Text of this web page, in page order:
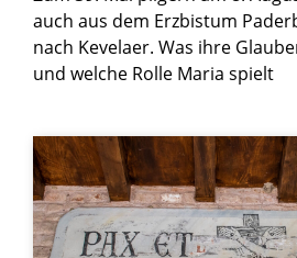
auch aus dem Erzbistum
nach Kevelaer. Was ihre
und welche Rolle Maria spielt